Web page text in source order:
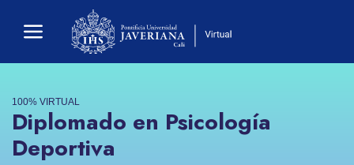
100% VIRTUAL
Diplomado en Psicología
Deportiva